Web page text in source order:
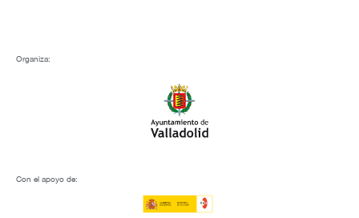
Organiza:
Con el apoyo de: